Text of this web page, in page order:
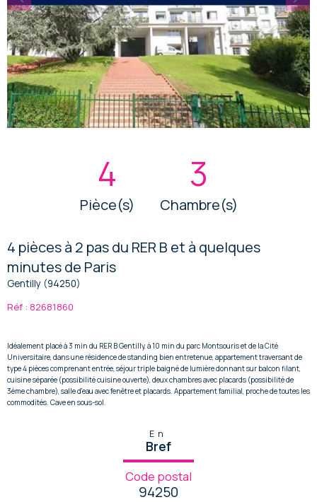
4
Pièce(s)
3
Chambre(s)
4 pièces à 2 pas du RER B et à quelques
minutes de Paris
Gentilly (94250)
Réf : 82681860
Idéalement placé à 3 min du RER B Gentilly, à 10 min du parc Montsouris et de la Cité
Universitaire, dans une résidence de standing bien entretenue, appartement traversant de
type 4 pièces comprenant entrée, séjour triple baigné de lumière donnant sur balcon filant,
cuisine séparée (possibilité cuisine ouverte), deux chambres avec placards (possibilité de
3ème chambre), salle d'eau avec fenêtre et placards. Appartement familial, proche de toutes les
commodités. Cave en sous-sol.
En
Bref
Code postal
94250